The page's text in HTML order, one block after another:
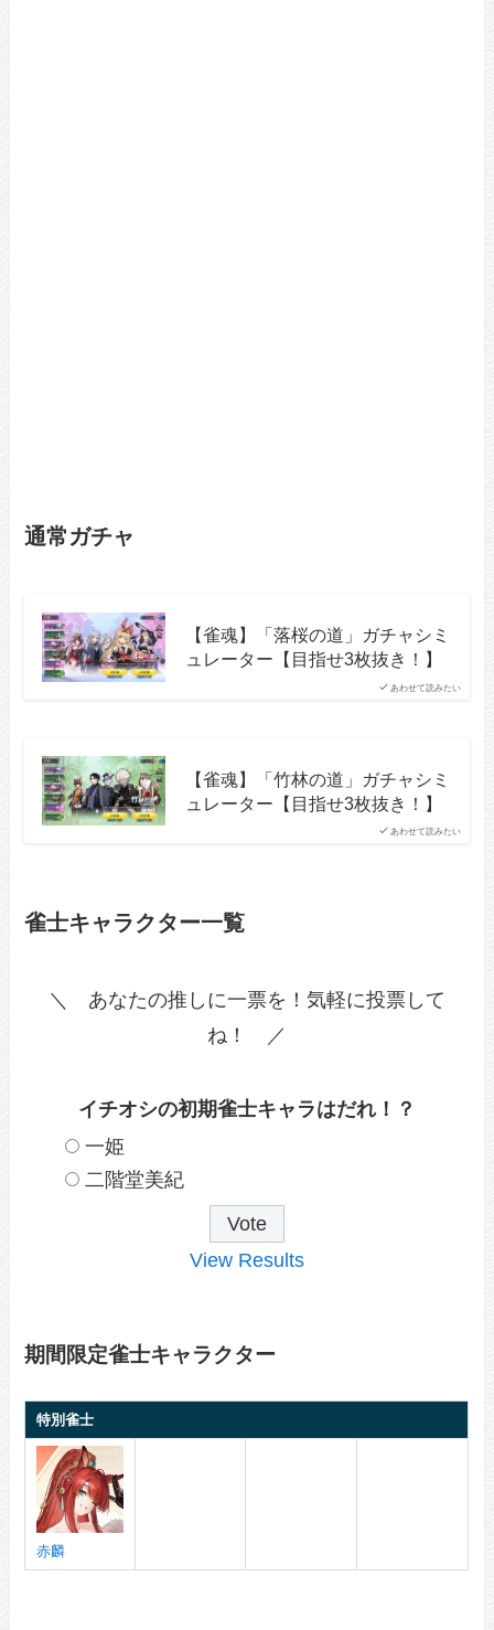
通常ガチャ
あわせて読みたい
【雀魂】「落桜の道」ガチャシミ
ュレーター【目指せ3枚抜き！】
あわせて読みたい
【雀魂】「竹林の道」ガチャシミ
ュレーター【目指せ3枚抜き！】
雀士キャラクター一覧
＼ あなたの推しに一票を！気軽に投票して
ね！ ／
イチオシの初期雀士キャラはだれ！？
一姫
二階堂美紀
View Results
期間限定雀士キャラクター
特別雀士
赤麟